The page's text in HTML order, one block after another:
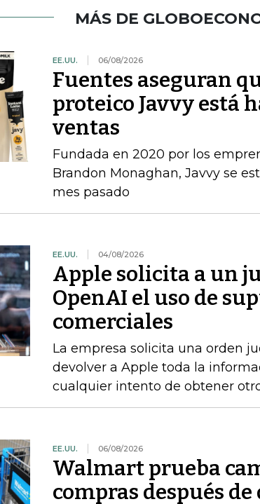
MÁS DE
EE.UU. 06/08/2026
Fuentes aseguran
proteico Javvy está
ventas
Fundada en 2020 por los
Brandon Monaghan, Javvy se
mes pasado
EE.UU. 04/08/2026
Apple solicita a un
OpenAI el uso de
comerciales
La empresa solicita una orden
devolver a Apple toda la
cualquier intento de obtener
EE.UU. 06/08/2026
Walmart prueba
compras después